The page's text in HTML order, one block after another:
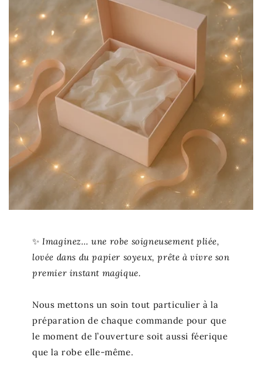
✨ Imaginez… une robe soigneusement pliée,
lovée dans du papier soyeux, prête à vivre son
premier instant magique.
Nous mettons un soin tout particulier à la
préparation de chaque commande pour que
le moment de l’ouverture soit aussi féerique
que la robe elle-même.